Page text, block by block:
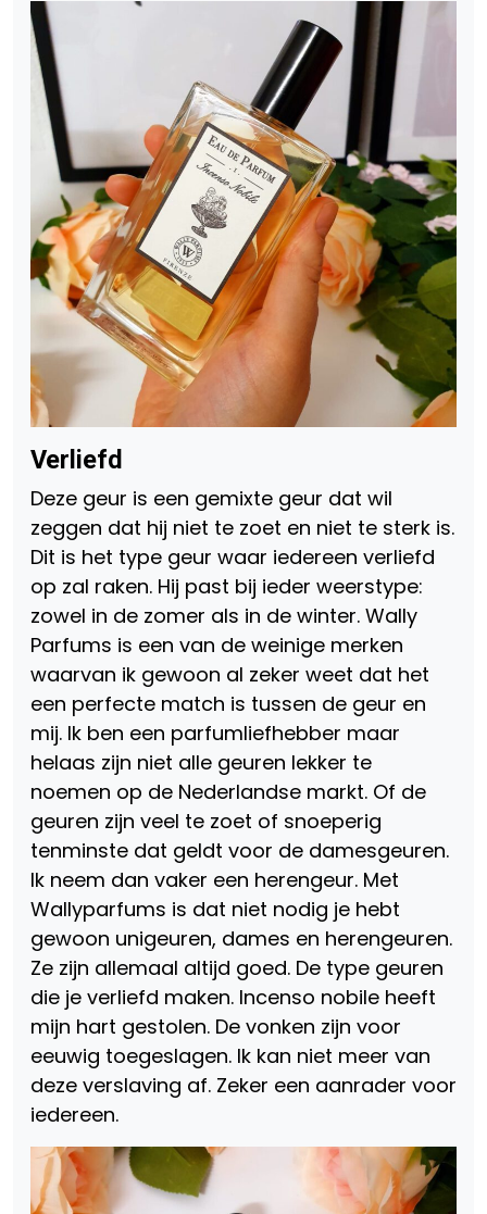
Verliefd
Deze geur is een gemixte geur dat wil
zeggen dat hij niet te zoet en niet te sterk is.
Dit is het type geur waar iedereen verliefd
op zal raken. Hij past bij ieder weerstype:
zowel in de zomer als in de winter. Wally
Parfums is een van de weinige merken
waarvan ik gewoon al zeker weet dat het
een perfecte match is tussen de geur en
mij. Ik ben een parfumliefhebber maar
helaas zijn niet alle geuren lekker te
noemen op de Nederlandse markt. Of de
geuren zijn veel te zoet of snoeperig
tenminste dat geldt voor de damesgeuren.
Ik neem dan vaker een herengeur. Met
Wallyparfums is dat niet nodig je hebt
gewoon unigeuren, dames en herengeuren.
Ze zijn allemaal altijd goed. De type geuren
die je verliefd maken. Incenso nobile heeft
mijn hart gestolen. De vonken zijn voor
eeuwig toegeslagen. Ik kan niet meer van
deze verslaving af. Zeker een aanrader voor
iedereen.